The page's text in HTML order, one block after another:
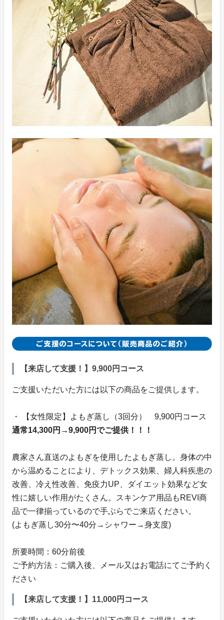
【来店して支援！】9,900円コース
ご支援いただいた方には以下の商品をご提供します。
・ 【女性限定】よもぎ蒸し（3回分） 9,900円コース
通常14,300円→9,900円でご提供！！！
農家さん直送のよもぎを使用したよもぎ蒸し。身体の中
から温めることにより、デトックス効果、婦人科疾患の
改善、冷え性改善、免疫力UP、ダイエット効果など女
性に嬉しい作用がたくさん。スキンケア用品もREVI商
品で一律揃っているので手ぶらでご来店ください。
(よもぎ蒸し30分〜40分→シャワー→身支度)
所要時間：60分前後
ご予約方法：ご購入後、メール又はお電話にてご予約く
ださい
【来店して支援！】11,000円コース